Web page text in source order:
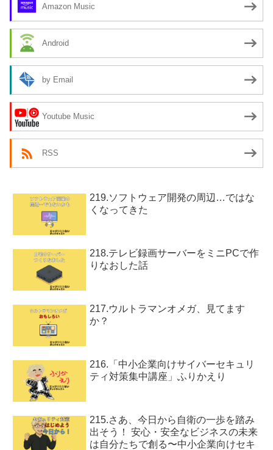
Amazon Music
Android
by Email
Youtube Music
RSS
219.ソフトウェア開発の周辺…ではな
くなってきた
218.テレビ録画サーバーをミニPCで作
りなおした話
217.ウルトラマンオメガ、見てます
か？
216.「中小企業向けサイバーセキュリ
ティ対策集中講座」ふりかえり
215.さあ、今日から自衛の一歩を踏み
出そう！ 安心・安全なビジネスの未来
は自分たちで創る〜中小企業向けセキ